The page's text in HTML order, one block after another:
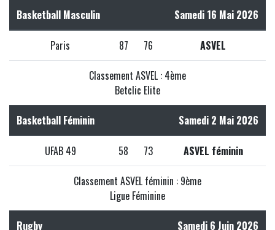
Basketball Masculin Samedi 16 Mai 2026
Paris 87 76 ASVEL
Classement ASVEL : 4ème
Betclic Elite
Basketball Féminin Samedi 2 Mai 2026
UFAB 49 58 73 ASVEL féminin
Classement ASVEL féminin : 9ème
Ligue Féminine
Rugby Samedi 6 Juin 2026